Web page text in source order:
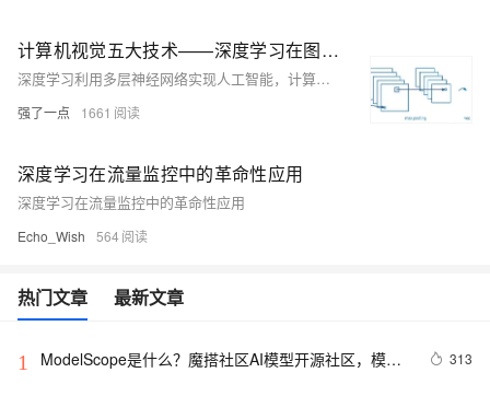
计算机视觉五大技术——深度学习在图像处理中的应用
深度学习利用多层神经网络实现人工智能，计算机视觉是其重要应用之一。图像分类通过卷积神经网络（CNN）判断图片类别，如“猫”或“狗”。目标检测不仅识别物体，还确定其位置，R-CNN系列模型逐步优化检测速度与精度。语义分割对图像每个像素分类，FCN开创像素级分类范式，DeepLab等进一步提升细节表现。实例分割结合目标检测与语义分割，Mask R-CNN实现精准实例区分。关键点检测用于人体姿态估计、人脸特征识别等，OpenPose和HRNet等技术推动该领域发展。这些方法在效率与准确性上不断进步，广泛应用于实际场景。
强了一点 1661
深度学习在流量监控中的革命性应用
深度学习在流量监控中的革命性应用
Echo_Wish 564
热门文章 最新文章
1
ModelScope是什么？魔搭社区AI模型开源社区，模型
313